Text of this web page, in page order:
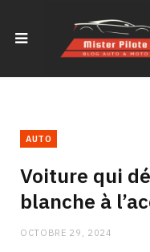
AUTO
Voiture qui
blanche à
OCTOBRE 29, 2024